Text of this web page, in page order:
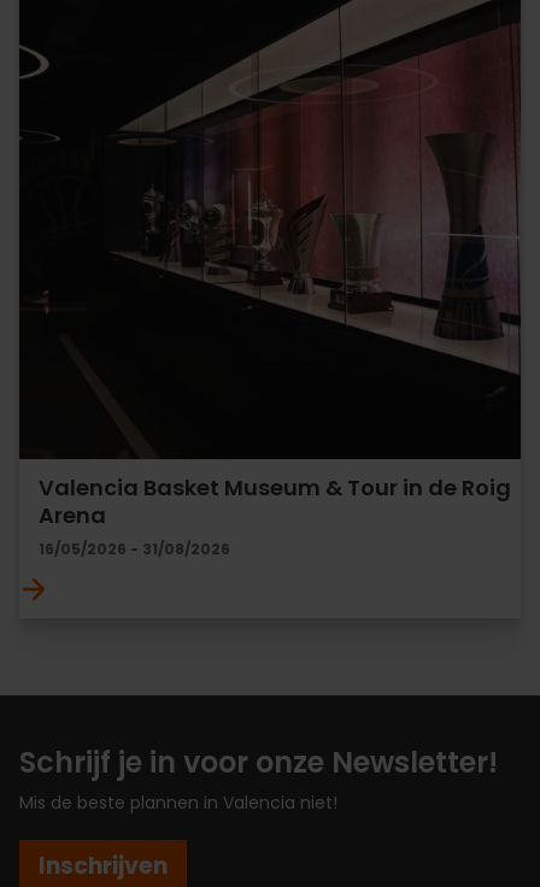
Valencia Basket Museum & Tour in de Roig
Arena
16/05/2026 - 31/08/2026
Schrijf je in voor onze Newsletter!
Mis de beste plannen in Valencia niet!
Inschrijven